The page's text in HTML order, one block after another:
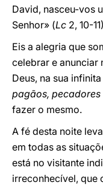
David, nasceu-vos
Senhor» (Lc 2, 10-
Eis a alegria que
celebrar e anunciar
Deus, na sua
pagãos, pecadores
fazer o mesmo.
A fé desta noite
em todas as
está no visitante
irreconhecível, que